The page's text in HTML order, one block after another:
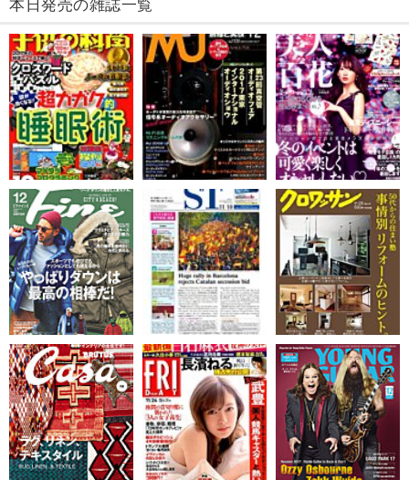
本日発売の雑誌一覧